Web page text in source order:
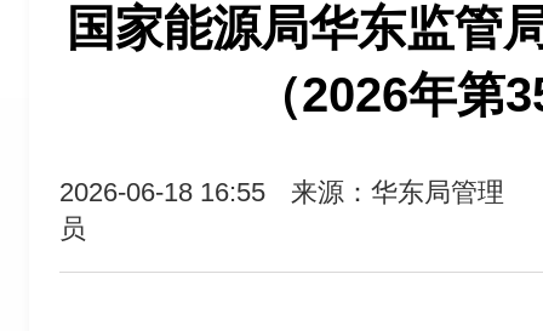
国家能源局华东监管
（2026年第
2026-06-18 16:55
来源：华东局管理
员